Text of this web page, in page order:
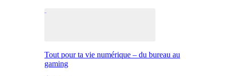
Tout pour ta vie numérique – du bureau au
gaming